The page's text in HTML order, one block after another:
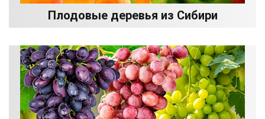
Плодовые деревья из Сибири